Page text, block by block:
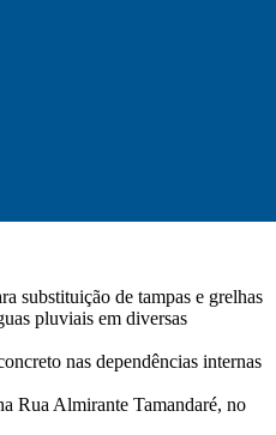
substituição de tampas e grelhas
pluviais em diversas
nas dependências internas
Rua Almirante Tamandaré, no